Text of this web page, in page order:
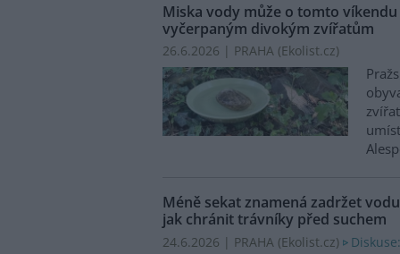
Miska vody může o tomto
vyčerpaným divokým zvířatům
26.6.2026 | PRAHA (Ekolist.cz)
Méně sekat znamená zadržet
jak chránit trávníky před suchem
24.6.2026 | PRAHA (Ekolist.cz)